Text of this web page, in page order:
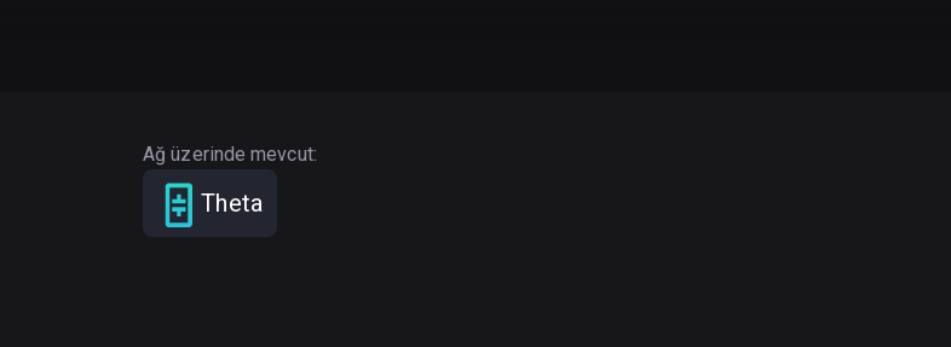
Ağ üzerinde mevcut:
Theta